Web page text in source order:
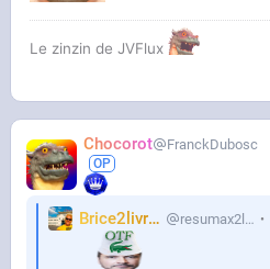
Le zinzin de JVFlux
Chocorot FranckDubosc
Brice2livres resumax2livres